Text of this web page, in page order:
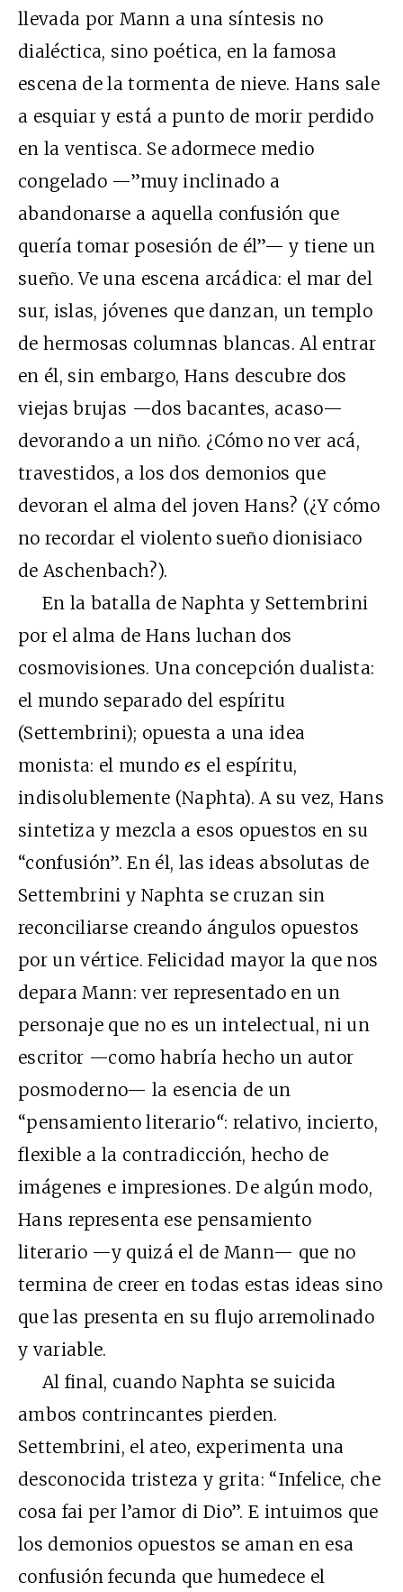
llevada por Mann a una síntesis no
dialéctica, sino poética, en la famosa
escena de la tormenta de nieve. Hans sale
a esquiar y está a punto de morir perdido
en la ventisca. Se adormece medio
congelado —”muy inclinado a
abandonarse a aquella confusión que
quería tomar posesión de él”— y tiene un
sueño. Ve una escena arcádica: el mar del
sur, islas, jóvenes que danzan, un templo
de hermosas columnas blancas. Al entrar
en él, sin embargo, Hans descubre dos
viejas brujas —dos bacantes, acaso—
devorando a un niño. ¿Cómo no ver acá,
travestidos, a los dos demonios que
devoran el alma del joven Hans? (¿Y cómo
no recordar el violento sueño dionisiaco
de Aschenbach?).
En la batalla de Naphta y Settembrini
por el alma de Hans luchan dos
cosmovisiones. Una concepción dualista:
el mundo separado del espíritu
(Settembrini); opuesta a una idea
monista: el mundoes el espíritu,
indisolublemente (Naphta). A su vez, Hans
sintetiza y mezcla a esos opuestos en su
“confusión”. En él, las ideas absolutas de
Settembrini y Naphta se cruzan sin
reconciliarse creando ángulos opuestos
por un vértice. Felicidad mayor la que nos
depara Mann: ver representado en un
personaje que no es un intelectual, ni un
escritor —como habría hecho un autor
posmoderno— la esencia de un
“pensamiento literario“: relativo, incierto,
flexible a la contradicción, hecho de
imágenes e impresiones. De algún modo,
Hans representa ese pensamiento
literario —y quizá el de Mann— que no
termina de creer en todas estas ideas sino
que las presenta en su flujo arremolinado
y variable.
Al final, cuando Naphta se suicida
ambos contrincantes pierden.
Settembrini, el ateo, experimenta una
desconocida tristeza y grita: “Infelice, che
cosa fai per l’amor di Dio”. E intuimos que
los demonios opuestos se aman en esa
confusión fecunda que humedece el